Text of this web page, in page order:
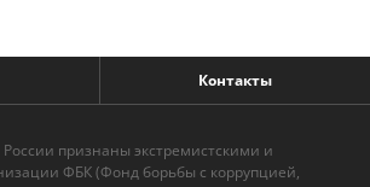
Контакты
признаны экстремистскими и
ФБК (Фонд борьбы с коррупцией,